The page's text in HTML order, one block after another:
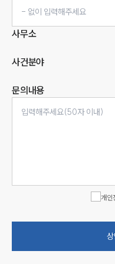
사무소
사건분야
문의내용
개인